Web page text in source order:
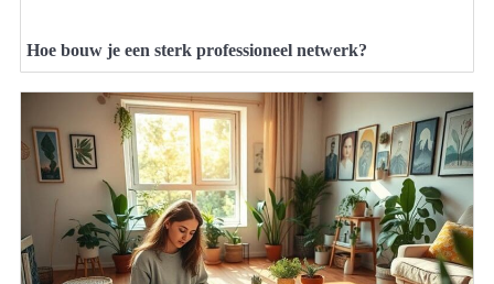
Hoe bouw je een sterk professioneel netwerk?